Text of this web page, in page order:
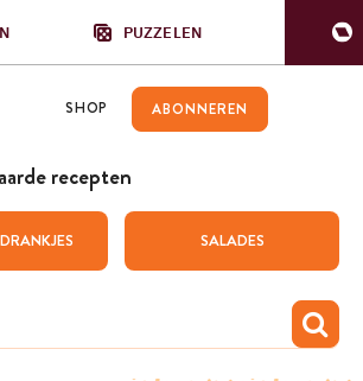
PUZZELEN
SHOP ABONNEREN
recepten
SALADES